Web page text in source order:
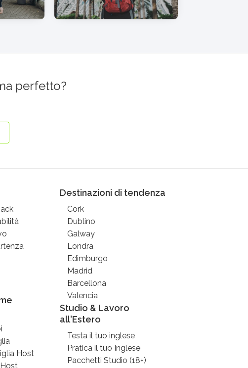
perfetto?
Host
Destinazioni di tendenza
Cork
Dublino
Galway
Londra
Edimburgo
Madrid
Barcellona
Valencia
Studio & Lavoro
all'Estero
Testa il tuo inglese
Pratica il tuo Inglese
Pacchetti Studio (18+)